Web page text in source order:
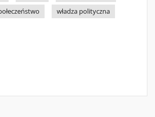
władza polityczna